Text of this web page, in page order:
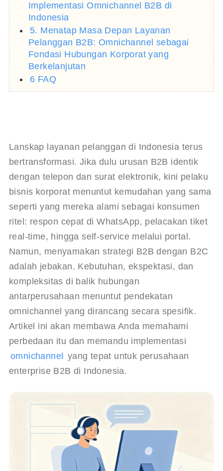
Implementasi Omnichannel B2B di
Indonesia
5. Menatap Masa Depan Layanan
Pelanggan B2B: Omnichannel sebagai
Fondasi Hubungan Korporat yang
Berkelanjutan
6 FAQ
Lanskap layanan pelanggan di Indonesia terus
bertransformasi. Jika dulu urusan B2B identik
dengan telepon dan surat elektronik, kini pelaku
bisnis korporat menuntut kemudahan yang sama
seperti yang mereka alami sebagai konsumen
ritel: respon cepat di WhatsApp, pelacakan tiket
real-time, hingga self-service melalui portal.
Namun, menyamakan strategi B2B dengan B2C
adalah jebakan. Kebutuhan, ekspektasi, dan
kompleksitas di balik hubungan
antarperusahaan menuntut pendekatan
omnichannel yang dirancang secara spesifik.
Artikel ini akan membawa Anda memahami
perbedaan itu dan memandu implementasi
omnichannel
yang tepat untuk perusahaan
enterprise B2B di Indonesia.